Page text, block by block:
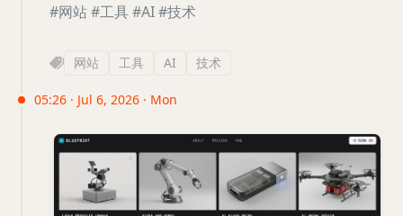
#网站#工具#AI#技术
网站 工具 AI 技术
05:26 · Jul 6, 2026 · Mon